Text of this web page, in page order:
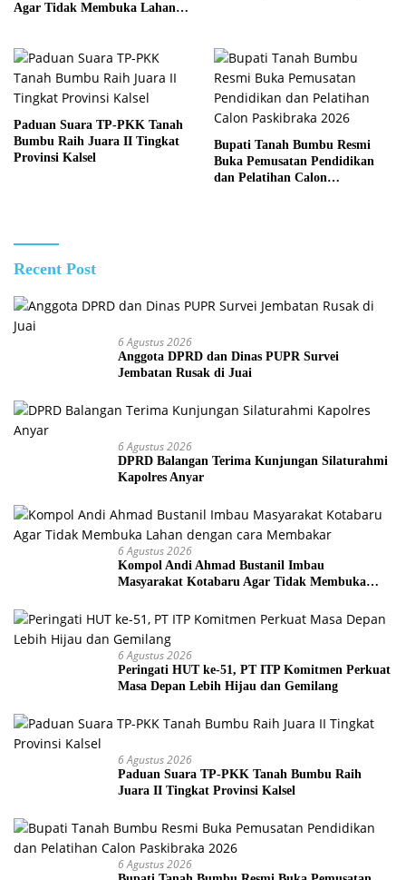
Agar Tidak Membuka Lahan
Paduan Suara TP-PKK Tanah
Bumbu Raih Juara II Tingkat
Provinsi Kalsel
Bupati Tanah Bumbu Resmi
Buka Pemusatan Pendidikan
dan Pelatihan Calon
Recent Post
6 Agustus 2026
Anggota DPRD dan Dinas PUPR Survei
Jembatan Rusak di Juai
6 Agustus 2026
DPRD Balangan Terima Kunjungan Silaturahmi
Kapolres Anyar
6 Agustus 2026
Kompol Andi Ahmad Bustanil Imbau
Masyarakat Kotabaru Agar Tidak Membuka
6 Agustus 2026
Peringati HUT ke-51, PT ITP Komitmen Perkuat
Masa Depan Lebih Hijau dan Gemilang
6 Agustus 2026
Paduan Suara TP-PKK Tanah Bumbu Raih
Juara II Tingkat Provinsi Kalsel
6 Agustus 2026